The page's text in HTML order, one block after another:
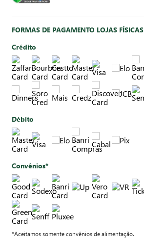
FORMAS DE PAGAMENTO LOJAS FÍSICAS
Crédito
Débito
Convênios*
*Aceitamos somente convênios de alimentação.